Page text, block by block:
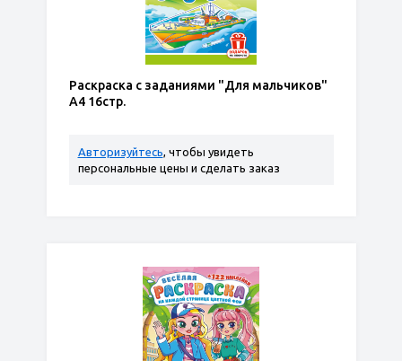
Раскраска с заданиями "Для мальчиков"
А4 16стр.
Авторизуйтесь, чтобы увидеть
персональные цены и сделать заказ